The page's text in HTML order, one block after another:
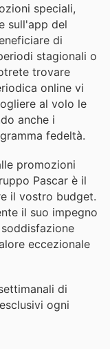
speciali,
sull'app del
di
stagionali o
trovare
online vi
al volo le
anche i
fedeltà.
promozioni
Pascar è il
il vostro budget.
il suo impegno
eccezionale
di
ogni